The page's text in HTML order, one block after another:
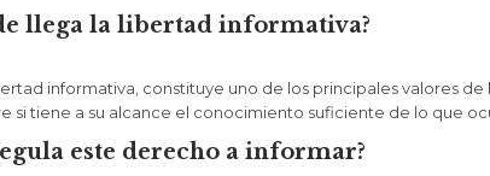
llega la libertad informativa?
informativa, constituye uno de los principales valores
si tiene a su alcance el conocimiento suficiente de lo que
este derecho a informar?